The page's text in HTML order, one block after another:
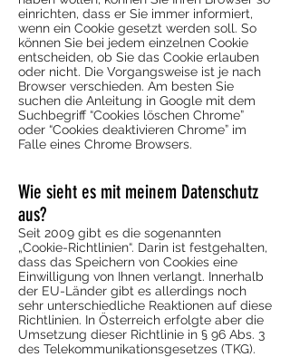
einrichten, dass er Sie immer informiert,
wenn ein Cookie gesetzt werden soll. So
können Sie bei jedem einzelnen Cookie
entscheiden, ob Sie das Cookie erlauben
oder nicht. Die Vorgangsweise ist je nach
Browser verschieden. Am besten Sie
suchen die Anleitung in Google mit dem
Suchbegriff “Cookies löschen Chrome”
oder “Cookies deaktivieren Chrome” im
Falle eines Chrome Browsers.
Wie sieht es mit meinem Datenschutz
aus?
Seit 2009 gibt es die sogenannten
„Cookie-Richtlinien“. Darin ist festgehalten,
dass das Speichern von Cookies eine
Einwilligung von Ihnen verlangt. Innerhalb
der EU-Länder gibt es allerdings noch
sehr unterschiedliche Reaktionen auf diese
Richtlinien. In Österreich erfolgte aber die
Umsetzung dieser Richtlinie in § 96 Abs. 3
des Telekommunikationsgesetzes (TKG).